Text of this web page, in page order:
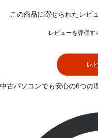
この商品に寄せられたレビ
レビューを評価す
レ
中古パソコンでも安心の6つの